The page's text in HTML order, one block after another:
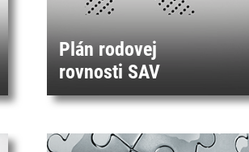
Plán rodovej
rovnosti SAV